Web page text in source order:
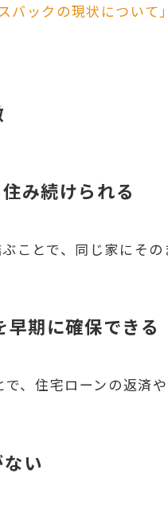
バックの現状について
み続けられる
ことで、同じ家にその
期に確保できる
、住宅ローンの返済
い